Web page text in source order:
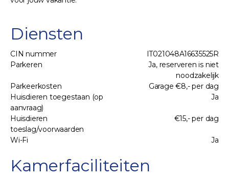
Diensten
CIN nummer
IT021048A16635525R
Parkeren
Ja, reserveren is niet
noodzakelijk
Parkeerkosten
Garage €8,- per dag
Huisdieren toegestaan (op
aanvraag)
Ja
Huisdieren
toeslag/voorwaarden
€15,- per dag
Wi-Fi Ja
Kamerfaciliteiten